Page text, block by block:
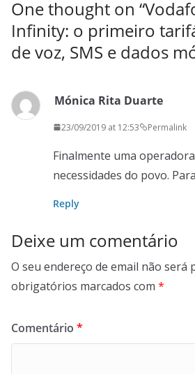
One thought on “
Infinity: o primeiro
de voz, SMS e dados
Mónica Rita Duarte
23/09/2019 at 12:53 Permalink
Finalmente uma
necessidades do povo.
Reply
Deixe um comentário
O seu endereço de email não será
obrigatórios marcados com *
Comentário *